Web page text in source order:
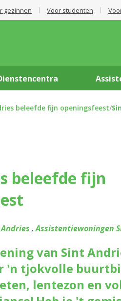
gezinnen Voor studenten
beleefde fijn openingsfeest/
beleefde fijn
,Assistentiewoningen
van Sint
'n tjokvolle
lentezon en